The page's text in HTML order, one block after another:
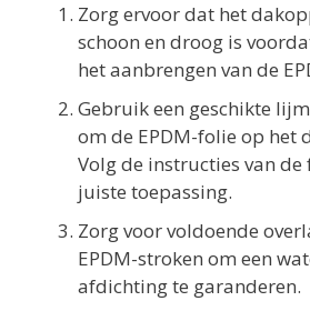
Zorg ervoor dat het
schoon en droog is
het aanbrengen van de
Gebruik een geschikte
om de EPDM-folie op het
Volg de instructies van
juiste toepassing.
Zorg voor voldoende
EPDM-stroken om een
afdichting te garanderen.